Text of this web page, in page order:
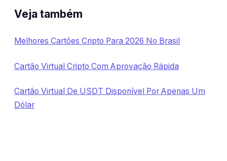
Veja também
Melhores Cartões Cripto Para 2026 No Brasil
Cartão Virtual Cripto Com Aprovação Rápida
Cartão Virtual De USDT Disponível Por Apenas Um
Dólar